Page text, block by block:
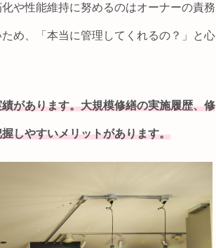
や性能維持に努めるのはオーナーの責務
め、「本当に管理してくれるの？」と心
があります。大規模修繕の実施履歴、修
しやすいメリットがあります。